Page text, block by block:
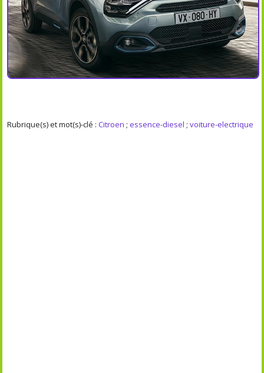
Rubrique(s) et mot(s)-clé :Citroen ;essence-diesel ;voiture-electrique